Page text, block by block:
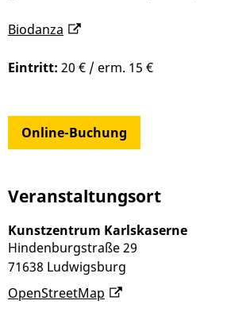
Biodanza
Eintritt: 20 € / erm. 15 €
Online-Buchung
Veranstaltungsort
Kunstzentrum Karlskaserne
Hindenburgstraße 29
71638 Ludwigsburg
OpenStreetMap